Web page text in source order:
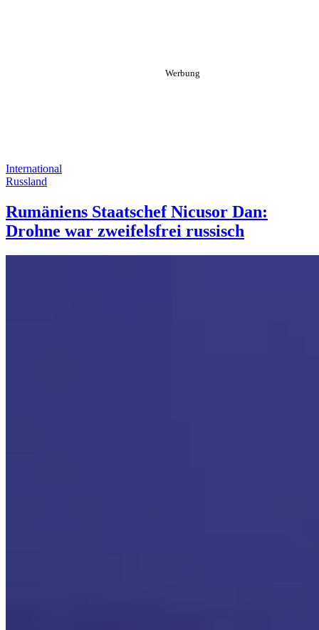
International
Russland
Rumäniens Staatschef Nicusor Dan:
Drohne war zweifelsfrei russisch